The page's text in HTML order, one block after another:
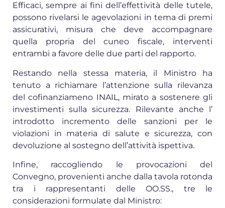
Efficaci, sempre ai fini dell’effettività delle tutele,
possono rivelarsi le agevolazioni in tema di premi
assicurativi, misura che deve accompagnare
quella propria del cuneo fiscale, interventi
entrambi a favore delle due parti del rapporto.
Restando nella stessa materia, il Ministro ha
tenuto a richiamare l’attenzione sulla rilevanza
del cofinanziameno INAIL, mirato a sostenere gli
investimenti sulla sicurezza. Rilevante anche l’
introdotto incremento delle sanzioni per le
violazioni in materia di salute e sicurezza, con
devoluzione al sostegno dell’attività ispettiva.
Infine, raccogliendo le provocazioni del
Convegno, provenienti anche dalla tavola rotonda
tra i rappresentanti delle OO.SS., tre le
considerazioni formulate dal Ministro: